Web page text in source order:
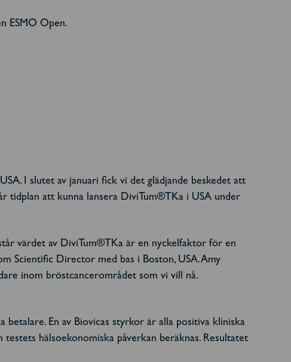
ESMO Open.
I slutet av januari fick vi det glädjande beskedet att
tidplan att kunna lansera DiviTum®TKa i USA under
värdet av DiviTum®TKa är en nyckelfaktor för en
Scientific Director med bas i Boston, USA. Amy
inom bröstcancerområdet som vi vill nå.
En av Biovicas styrkor är alla positiva kliniska
hälsoekonomiska påverkan beräknas. Resultatet